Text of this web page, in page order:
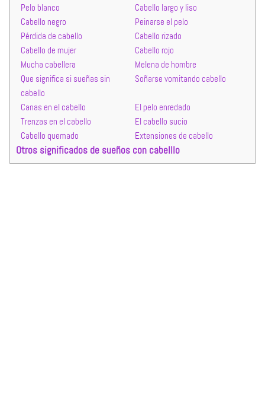
Pelo blanco
Cabello largo y liso
Cabello negro
Peinarse el pelo
Pérdida de cabello
Cabello rizado
Cabello de mujer
Cabello rojo
Mucha cabellera
Melena de hombre
Que significa si sueñas sin
cabello
Soñarse vomitando cabello
Canas en el cabello
El pelo enredado
Trenzas en el cabello
El cabello sucio
Cabello quemado
Extensiones de cabello
Otros significados de sueños con cabelllo